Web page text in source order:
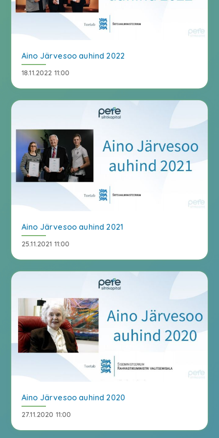
Aino Järvesoo auhind 2022
18.11.2022 11:00
Aino Järvesoo auhind 2021
25.11.2021 11:00
Aino Järvesoo auhind 2020
27.11.2020 11:00